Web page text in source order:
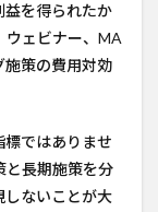
益を得られたか
ウェビナー、MA
施策の費用対効
ではありませ
と長期施策を分
しないことが大